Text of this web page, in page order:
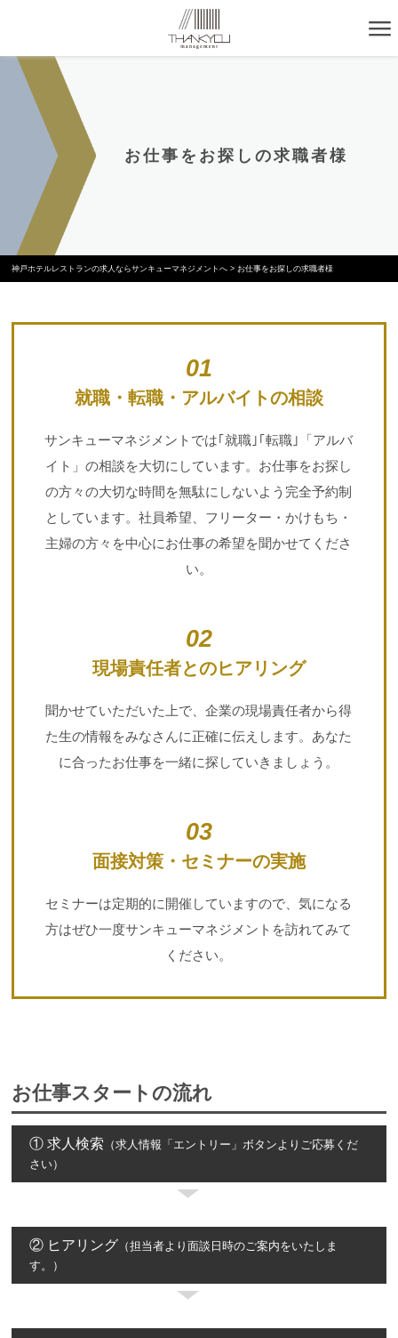
お仕事をお探しの求職者様
神戸ホテルレストランの求人ならサンキューマネジメントへ > お仕事をお探しの求職者様
01
就職・転職・アルバイトの相談
サンキューマネジメントでは｢就職｣｢転職｣「アルバ
イト」の相談を大切にしています。お仕事をお探し
の方々の大切な時間を無駄にしないよう完全予約制
としています。社員希望、フリーター・かけもち・
主婦の方々を中心にお仕事の希望を聞かせてくださ
い。
02
現場責任者とのヒアリング
聞かせていただいた上で、企業の現場責任者から得
た生の情報をみなさんに正確に伝えします。あなた
に合ったお仕事を一緒に探していきましょう。
03
面接対策・セミナーの実施
セミナーは定期的に開催していますので、気になる
方はぜひ一度サンキューマネジメントを訪れてみて
ください。
お仕事スタートの流れ
① 求人検索 （求人情報「エントリー」ボタンよりご応募くだ
さい）
② ヒアリング （担当者より面談日時のご案内をいたしま
す。）